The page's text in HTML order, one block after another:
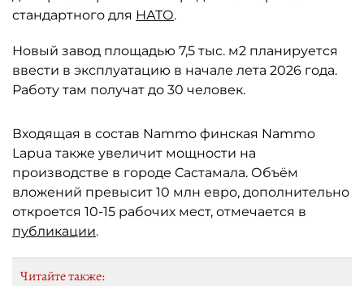
стандартного для НАТО.
Новый завод площадью 7,5 тыс. м2 планируется
ввести в эксплуатацию в начале лета 2026 года.
Работу там получат до 30 человек.
Входящая в состав Nammo финская Nammo
Lapua также увеличит мощности на
производстве в городе Састамала. Объём
вложений превысит 10 млн евро, дополнительно
откроется 10-15 рабочих мест, отмечается в
публикации.
Читайте также: